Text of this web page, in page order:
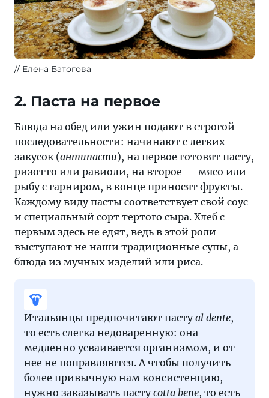
Елена Батогова
2. Паста на первое
Блюда на обед или ужин подают в строгой
последовательности: начинают с легких
закусок (антипасти), на первое готовят пасту,
ризотто или равиоли, на второе — мясо или
рыбу с гарниром, в конце приносят фрукты.
Каждому виду пасты соответствует свой соус
и специальный сорт тертого сыра. Хлеб с
первым здесь не едят, ведь в этой роли
выступают не наши традиционные супы, а
блюда из мучных изделий или риса.
Итальянцы предпочитают пастуal dente,
то есть слегка недоваренную: она
медленно усваивается организмом, и от
нее не поправляются. А чтобы получить
более привычную нам консистенцию,
нужно заказывать пастуcotta bene, то есть